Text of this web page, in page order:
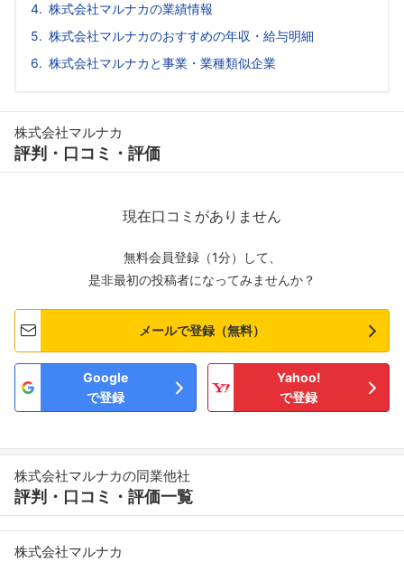
株式会社マルナカの業績情報
株式会社マルナカのおすすめの年収・給与明細
株式会社マルナカと事業・業種類似企業
株式会社マルナカ
評判・口コミ・評価
現在口コミがありません
無料会員登録（1分）して、
是非最初の投稿者になってみませんか？
メールで登録（無料）
Google
で登録
Yahoo!
で登録
株式会社マルナカの同業他社
評判・口コミ・評価一覧
株式会社マルナカ